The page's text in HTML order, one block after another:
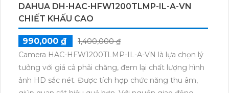
DAHUA DH-HAC-HFW1200TLMP-IL-A-VN
CHIẾT KHẤU CAO
990,000 ₫
1,400,000 ₫
Camera HAC-HFW1200TLMP-IL-A-VN là lựa chọn lý
tưởng với giá cả phải chăng, đem lại chất lượng hình
ảnh HD sắc nét. Được tích hợp chức năng thu âm,